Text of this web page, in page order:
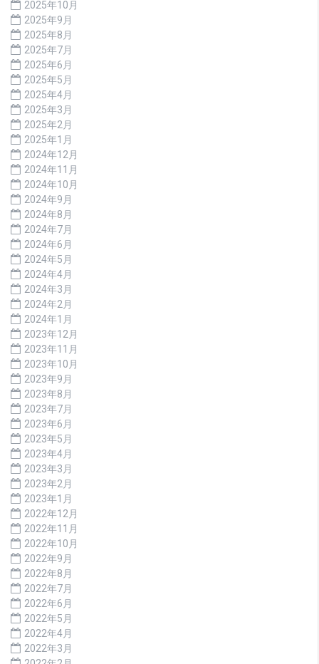
2025年10月
2025年9月
2025年8月
2025年7月
2025年6月
2025年5月
2025年4月
2025年3月
2025年2月
2025年1月
2024年12月
2024年11月
2024年10月
2024年9月
2024年8月
2024年7月
2024年6月
2024年5月
2024年4月
2024年3月
2024年2月
2024年1月
2023年12月
2023年11月
2023年10月
2023年9月
2023年8月
2023年7月
2023年6月
2023年5月
2023年4月
2023年3月
2023年2月
2023年1月
2022年12月
2022年11月
2022年10月
2022年9月
2022年8月
2022年7月
2022年6月
2022年5月
2022年4月
2022年3月